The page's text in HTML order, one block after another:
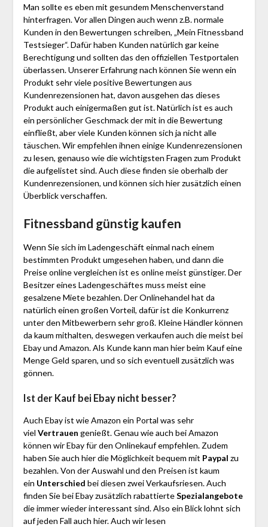
Man sollte es eben mit gesundem Menschenverstand
hinterfragen. Vor allen Dingen auch wenn z.B. normale
Kunden in den Bewertungen schreiben, „Mein Fitnessband
Testsieger“. Dafür haben Kunden natürlich gar keine
Berechtigung und sollten das den offiziellen Testportalen
überlassen. Unserer Erfahrung nach können Sie wenn ein
Produkt sehr viele positive Bewertungen aus
Kundenrezensionen hat, davon ausgehen das dieses
Produkt auch einigermaßen gut ist. Natürlich ist es auch
ein persönlicher Geschmack der mit in die Bewertung
einfließt, aber viele Kunden können sich ja nicht alle
täuschen. Wir empfehlen ihnen einige Kundenrezensionen
zu lesen, genauso wie die wichtigsten Fragen zum Produkt
die aufgelistet sind. Auch diese finden sie oberhalb der
Kundenrezensionen, und können sich hier zusätzlich einen
Überblick verschaffen.
Fitnessband günstig kaufen
Wenn Sie sich im Ladengeschäft einmal nach einem
bestimmten Produkt umgesehen haben, und dann die
Preise online vergleichen ist es online meist günstiger. Der
Besitzer eines Ladengeschäftes muss meist eine
gesalzene Miete bezahlen. Der Onlinehandel hat da
natürlich einen großen Vorteil, dafür ist die Konkurrenz
unter den Mitbewerbern sehr groß. Kleine Händler können
da kaum mithalten, deswegen verkaufen auch die meist bei
Ebay und Amazon. Als Kunde kann man hier beim Kauf eine
Menge Geld sparen, und so sich eventuell zusätzlich was
gönnen.
Ist der Kauf bei Ebay nicht besser?
Auch Ebay ist wie Amazon ein Portal was sehr
viel Vertrauen genießt. Genau wie auch bei Amazon
können wir Ebay für den Onlinekauf empfehlen. Zudem
haben Sie auch hier die Möglichkeit bequem mit Paypal zu
bezahlen. Von der Auswahl und den Preisen ist kaum
ein Unterschied bei diesen zwei Verkaufsriesen. Auch
finden Sie bei Ebay zusätzlich rabattierteSpezialangebote
die immer wieder interessant sind. Also ein Blick lohnt sich
auf jeden Fall auch hier. Auch wir lesen